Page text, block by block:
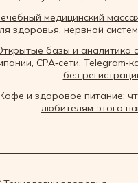
медицинский
здоровья, нервной
базы и аналитика
CPA‑сети,
без
и здоровое питание:
любителям этого